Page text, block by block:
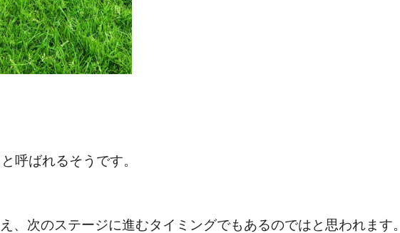
呼ばれるそうです。
次のステージに進むタイミングでもあるのではと思われます。